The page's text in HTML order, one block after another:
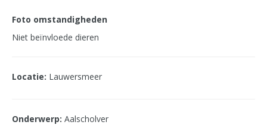
Foto omstandigheden
Niet beïnvloede dieren
Locatie: Lauwersmeer
Onderwerp: Aalscholver